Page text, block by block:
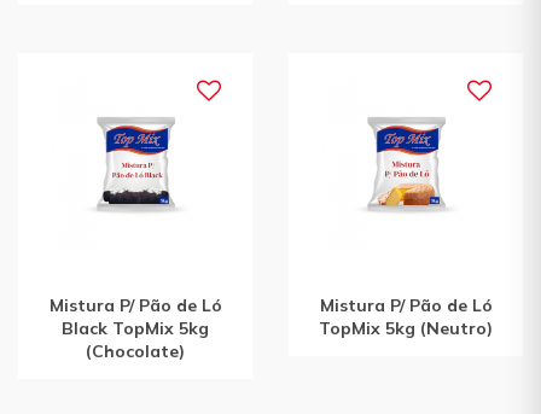
Mistura P/ Pão de Ló
Black TopMix 5kg
(Chocolate)
Mistura P/ Pão de Ló
TopMix 5kg (Neutro)